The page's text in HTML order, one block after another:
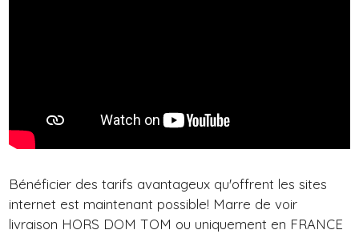
Bénéficier des tarifs avantageux qu'offrent les sites
internet est maintenant possible! Marre de voir
livraison HORS DOM TOM ou uniquement en FRANCE